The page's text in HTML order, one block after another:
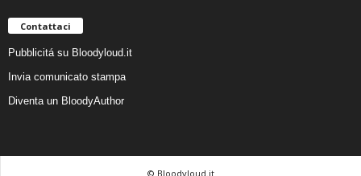
Contattaci
Pubblicitá su Bloodyloud.it
Invia comunicato stampa
Diventa un BloodyAuthor
© Bloodyloud.it